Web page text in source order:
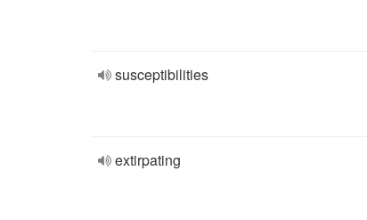
susceptibilities
extirpating